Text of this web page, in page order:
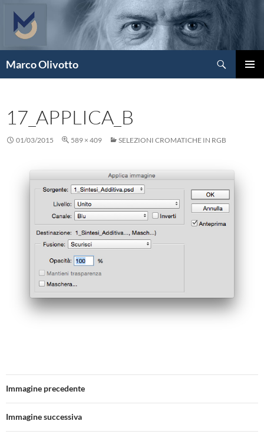
contenuto
Marco Olivotto
17_APPLICA_B
01/03/2015 589 × 409 SELEZIONI CROMATICHE IN RGB
Immagine precedente
Immagine successiva